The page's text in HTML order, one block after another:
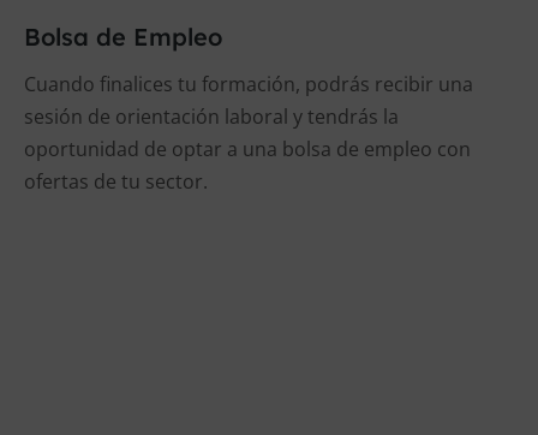
Bolsa de Empleo
Cuando finalices tu formación, podrás recibir una
sesión de orientación laboral y tendrás la
oportunidad de optar a una bolsa de empleo con
ofertas de tu sector.